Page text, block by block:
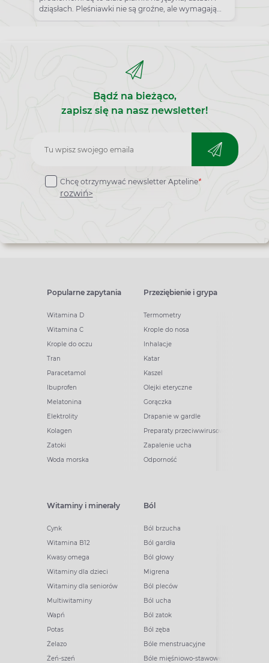
dziąsłach. Pleśniawki nie są groźne, ale wymagają
Bądź na bieżąco,
zapisz się na nasz newsletter!
Zapisz
do
newslettera
Chcę otrzymywać newsletter Apteline*
rozwiń>
Popularne zapytania
Witamina D
Witamina C
Krople do oczu
Tran
Paracetamol
Ibuprofen
Melatonina
Elektrolity
Kolagen
Zatoki
Woda morska
Przeziębienie i grypa
Termometry
Krople do nosa
Inhalacje
Katar
Kaszel
Olejki eteryczne
Gorączka
Drapanie w gardle
Preparaty przeciwwirusowe
Zapalenie ucha
Odporność
Witaminy i minerały
Cynk
Witamina B12
Kwasy omega
Witaminy dla dzieci
Witaminy dla seniorów
Multiwitaminy
Wapń
Potas
Żelazo
Żeń-szeń
Ból
Ból brzucha
Ból gardła
Ból głowy
Migrena
Ból pleców
Ból ucha
Ból zatok
Ból zęba
Bóle menstruacyjne
Bóle mięśniowo-stawowe